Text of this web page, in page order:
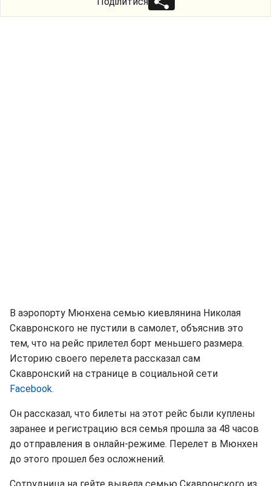
В аэропорту Мюнхена семью киевлянина Николая
Скавронского не пустили в самолет, объяснив это
тем, что на рейс прилетел борт меньшего размера.
Историю своего перелета рассказал сам
Скавронский на странице в социальной сети
Facebook.
Он рассказал, что билеты на этот рейс были куплены
заранее и регистрацию вся семья прошла за 48 часов
до отправления в онлайн-режиме. Перелет в Мюнхен
до этого прошел без осложнений.